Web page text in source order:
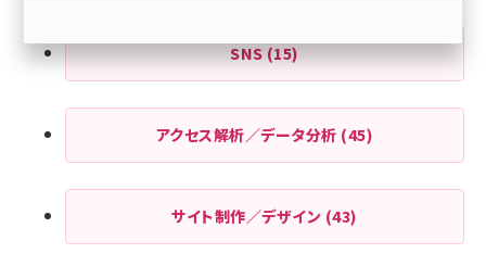
SNS(15)
アクセス解析／データ分析 (45)
サイト制作／デザイン (43)